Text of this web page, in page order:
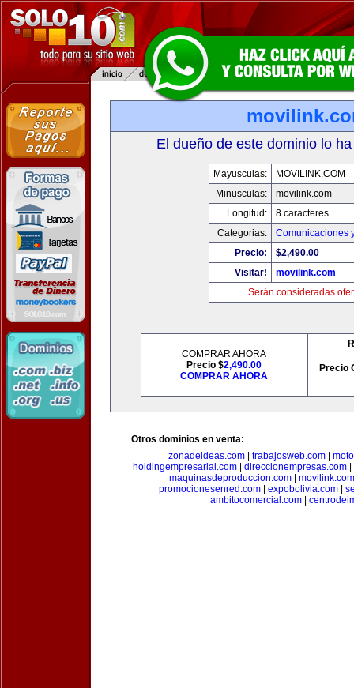
El dueño de este dominio lo
Mayusculas:
MOVILINK.COM
Minusculas:
movilink.com
Longitud:
8 caracteres
Categorias:
Comunicaciones
Precio:
$2,490.00
Visitar!
movilink.com
Serán consideradas
COMPRAR AHORA
Precio $2,490.00
COMPRAR AHORA
Precio
Otros dominios en venta:
zonadeideas.com
trabajosweb.com
holdingempresarial.com
direccionempresas.com
maquinasdeproduccion.com
movilink.com
promocionesenred.com| expobolivia.com|
ambitocomercial.com